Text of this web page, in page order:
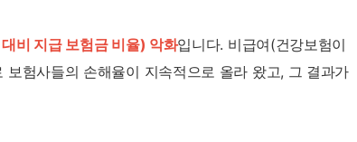
비 지급 보험금 비율) 악화입니다. 비급여(건강보험이
험사들의 손해율이 지속적으로 올라 왔고, 그 결과가